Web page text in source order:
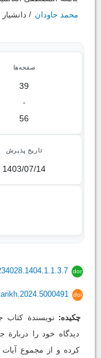
محمد جاودان /
صفحه‌ها
39
-
56
تاریخ پذیرش
1403/07/14
dor
doi
چکیده: نویسندة
دیدگاه خود را
کرده و از مجموع آیات